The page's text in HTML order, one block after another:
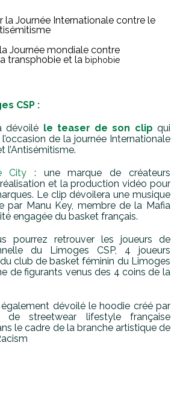
la Journée Internationale contre le
Journée mondiale contre
transphobie et la biphobie
CSP :
dévoilé le teaser de son clip qui
de la journée Internationale
l’Antisémitisme.
City : une marque de créateurs
et la production vidéo pour
Le clip dévoilera une musique
par Manu Key, membre de la Mafia
engagée du basket français.
pourrez retrouver les joueurs de
du Limoges
CSP, 4 joueurs
club de basket féminin du Limoges
de figurants venus des 4 coins de la
dévoilé le hoodie créé par
de streetwear
lifestyle française
le cadre de la branche artistique de